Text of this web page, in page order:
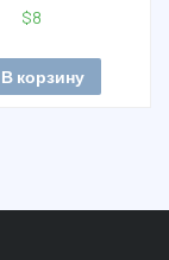
$8
В корзину